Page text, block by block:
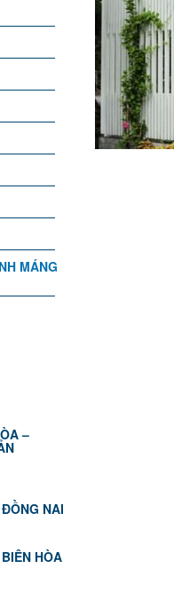
MÁNG
–
NAI
HÒA